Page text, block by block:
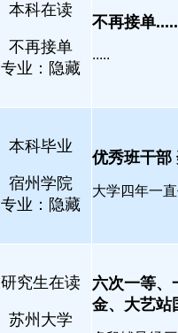
本科在读
不再接单
专业：隐藏
不再接单
.....
本科毕业
宿州学院
专业：隐藏
优秀班干部
大学四年一
研究生在读
苏州大学
六次一等、
金、大艺站